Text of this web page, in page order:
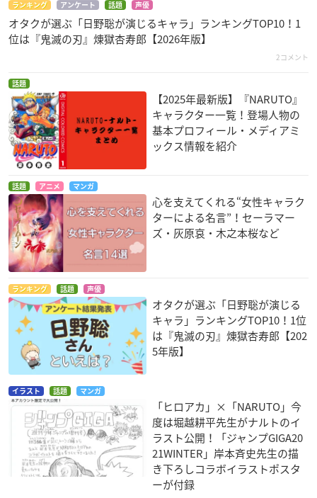
ランキング アンケート 話題 声優
オタクが選ぶ「日野聡が演じるキャラ」ランキングTOP10！1
位は『鬼滅の刃』煉󠄁獄杏寿郎【2026年版】
2コメント
話題
【2025年最新版】『NARUTO』
キャラクター一覧！登場人物の
基本プロフィール・メディアミ
ックス情報を紹介
話題 アニメ マンガ
心を支えてくれる“女性キャラク
ターによる名言”！セーラマー
ズ・灰原哀・木之本桜など
ランキング 話題 声優
オタクが選ぶ「日野聡が演じる
キャラ」ランキングTOP10！1位
は『鬼滅の刃』煉󠄁獄杏寿郎【202
5年版】
イラスト 話題 マンガ
「ヒロアカ」×「NARUTO」今
度は堀越耕平先生がナルトのイ
ラスト公開！「ジャンプGIGA20
21WINTER」岸本斉史先生の描
き下ろしコラボイラストポスタ
ーが付録